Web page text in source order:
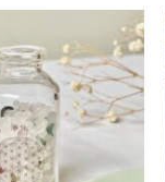
加入
收藏